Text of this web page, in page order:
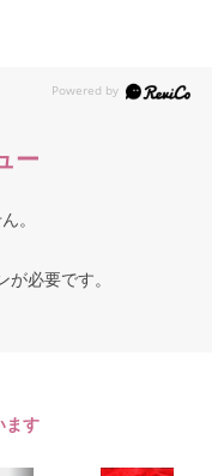
ー
。
が必要です。
ます